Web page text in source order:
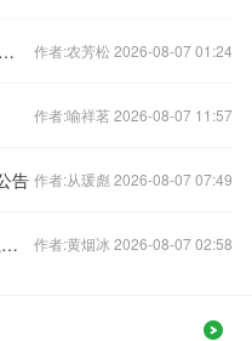
《青春全力忍》14服“狮子连弹”火爆开启 作者:农芳松 2026-08-07 01:24
作者:喻祥茗 2026-08-07 11:57
告 作者:从瑗彪 2026-08-07 07:49
Ian Schreiber从多角度谈游戏制作系列1下篇 作者:黄烟冰 2026-08-07 02:58